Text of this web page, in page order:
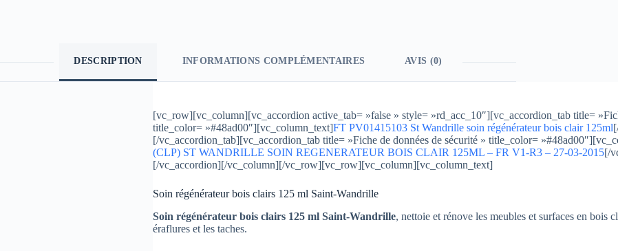
DESCRIPTION INFORMATIONS COMPLÉMENTAIRES AVIS (0)
[vc_row][vc_column][vc_accordion active_tab= »false » style= »rd_acc_10″][vc_accordion_tab title=
title_color= »#48ad00″][vc_column_text]FT PV01415103 St Wandrille soin régénérateur bois clair 125ml
[/vc_accordion_tab][vc_accordion_tab title= »Fiche de données de sécurité » title_color=
(CLP) ST WANDRILLE SOIN REGENERATEUR BOIS CLAIR 125ML – FR V1-R3 – 27-03-2015[/
[/vc_accordion][/vc_column][/vc_row][vc_row][vc_column][vc_column_text]
Soin régénérateur bois clairs 125 ml Saint-Wandrille
Soin régénérateur bois clairs 125 ml Saint-Wandrille, nettoie et rénove les meubles et surfaces en bois
éraflures et les taches.